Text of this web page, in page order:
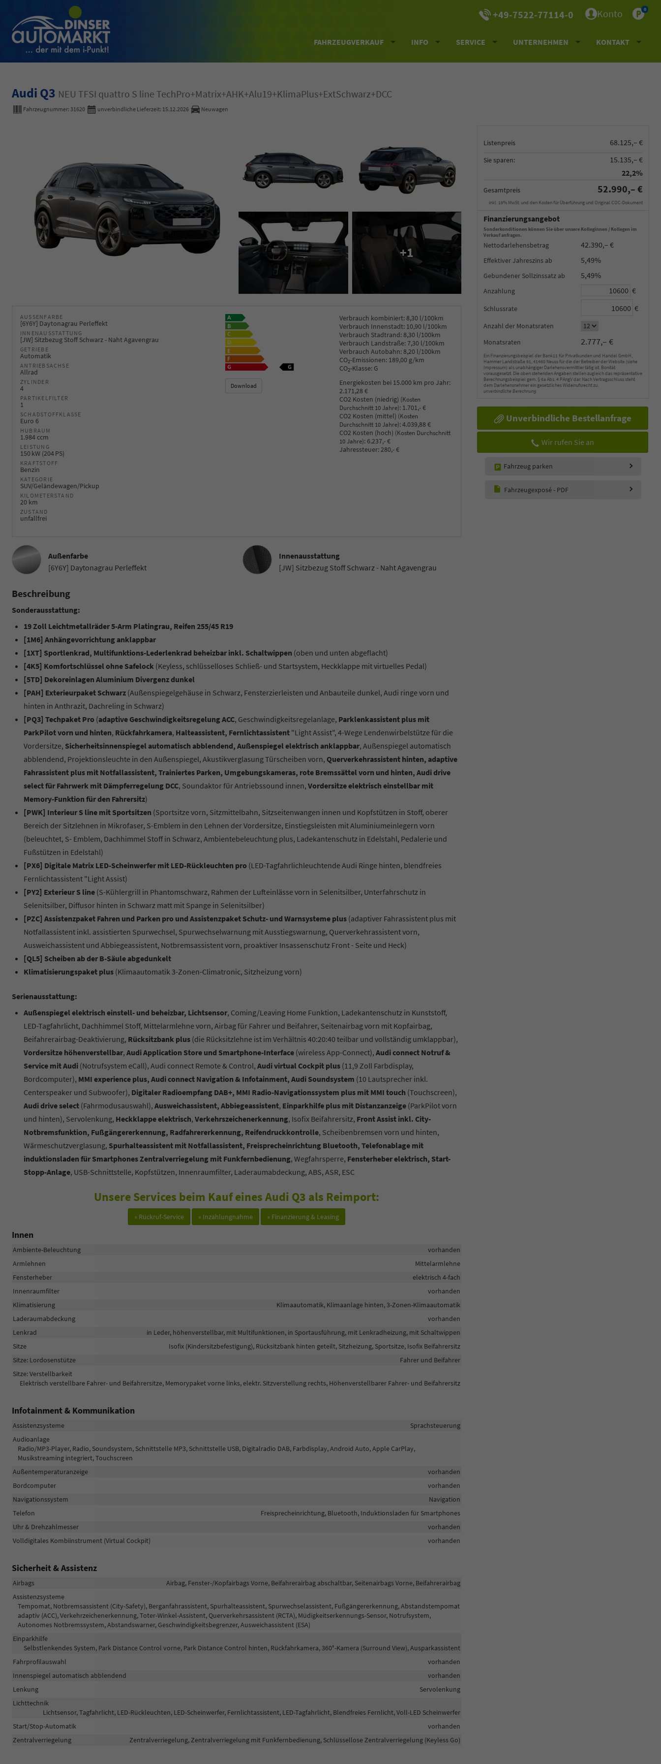
+49-7522-77114-0 Konto 0
FAHRZEUGVERKAUF INFO SERVICE UNTERNEHMEN KONTAKT
Audi Q3 NEU TFSI quattro S line TechPro+Matrix+AHK+Alu19+KlimaPlus+ExtSchwarz+DCC
Fahrzeugnummer: 31620 unverbindliche Lieferzeit: 15.12.2026 Neuwagen
Listenpreis 68.125,– €
Sie sparen:
15.135,– €
22,2%
Gesamtpreis 52.990,– €
inkl. 19% MwSt. und den Kosten für Überführung und Original COC-Dokument
Finanzierungsangebot
Sonderkonditionen können Sie über unsere Kolleginnen / Kollegen im
Verkauf anfragen.
Nettodarlehensbetrag 42.390,– €
Effektiver Jahreszins 5,49%
Gebundener Sollzinssatz 5,49%
Anzahlung €
Schlussrate €
Anzahl der Monatsraten
Monatsraten
2.777,– €
Ein Finanzierungsbeispiel der Bank11 für Privatkunden und Handel GmbH,
Hammer Landstraße 91, 41460 Neuss für die der Betreiber der Website (siehe
Impressum) als unabhängiger Darlehensvermittler tätig ist. Bonität
vorausgesetzt. Die oben stehenden Angaben stellen zugleich das repräsentative
Berechnungsbeispiel gem. § 6a Abs. 4 PAngV dar. Nach Vertragsschluss steht
dem Darlehensnehmer ein gesetzliches Widerrufsrecht zu.
unverbindliche Berechnung
Unverbindliche Bestellanfrage
Wir rufen Sie an
Fahrzeug parken
Fahrzeugexposé - PDF
+1
AUSSENFARBE
[6Y6Y] Daytonagrau Perleffekt
INNENAUSSTATTUNG
[JW] Sitzbezug Stoff Schwarz - Naht Agavengrau
GETRIEBE
Automatik
ANTRIEBSACHSE
Allrad
ZYLINDER
4
PARTIKELFILTER
1
SCHADSTOFFKLASSE
Euro 6
HUBRAUM
1.984 ccm
LEISTUNG
150 kW (204 PS)
KRAFTSTOFF
Benzin
KATEGORIE
SUV/Geländewagen/Pickup
KILOMETERSTAND
20 km
ZUSTAND
unfallfrei
Verbrauch kombiniert:8,30 l/100km
Verbrauch Innenstadt: 10,90 l/100km
Verbrauch Stadtrand:8,30 l/100km
Verbrauch Landstraße:7,30 l/100km
Verbrauch Autobahn:8,20 l/100km
CO2-Emissionen: 189,00 g/km
CO2-Klasse: G
Download
Energiekosten bei 15.000 km pro Jahr:
2.171,28 €
CO2 Kosten (niedrig) (Kosten
Durchschnitt 10 Jahre): 1.701,- €
CO2 Kosten (mittel) (Kosten
Durchschnitt 10 Jahre):4.039,88 €
CO2 Kosten (hoch) (Kosten Durchschnitt
10 Jahre):6.237,- €
Jahressteuer:280,- €
Außenfarbe
[6Y6Y] Daytonagrau Perleffekt
InnenausstattungInnenausstattung
[JW] Sitzbezug Stoff Schwarz - Naht Agavengrau
Beschreibung
Sonderausstattung:
19 Zoll Leichtmetallräder 5-Arm Platingrau, Reifen 255/45 R19
[1M6] Anhängevorrichtung anklappbar
[1XT] Sportlenkrad, Multifunktions-Lederlenkrad beheizbar inkl. Schaltwippen (oben und unten abgeflacht)
[4K5] Komfortschlüssel ohne Safelock (Keyless, schlüsselloses Schließ- und Startsystem, Heckklappe mit virtuelles Pedal)
[5TD] Dekoreinlagen Aluminium Divergenz dunkel
[PAH] Exterieurpaket Schwarz (Außenspiegelgehäuse in Schwarz, Fensterzierleisten und Anbauteile dunkel, Audi ringe vorn und
hinten in Anthrazit, Dachreling in Schwarz)
[PQ3] Techpaket Pro (adaptive Geschwindigkeitsregelung ACC, Geschwindigkeitsregelanlage, Parklenkassistent plus mit
ParkPilot vorn und hinten, Rückfahrkamera, Halteassistent, Fernlichtassistent "Light Assist", 4-Wege Lendenwirbelstütze für die
Vordersitze, Sicherheitsinnenspiegel automatisch abblendend, Außenspiegel elektrisch anklappbar, Außenspiegel automatisch
abblendend, Projektionsleuchte in den Außenspiegel, Akustikverglasung Türscheiben vorn, Querverkehrassistent hinten, adaptive
Fahrassistent plus mit Notfallassistent, Trainiertes Parken, Umgebungskameras, rote Bremssättel vorn und hinten, Audi drive
select für Fahrwerk mit Dämpferregelung DCC, Soundaktor für Antriebssound innen, Vordersitze elektrisch einstellbar mit
Memory-Funktion für den Fahrersitz)
[PWK] Interieur S line mit Sportsitzen (Sportsitze vorn, Sitzmittelbahn, Sitzseitenwangen innen und Kopfstützen in Stoff, oberer
Bereich der Sitzlehnen in Mikrofaser, S-Emblem in den Lehnen der Vordersitze, Einstiegsleisten mit Aluminiumeinlegern vorn
(beleuchtet, S- Emblem, Dachhimmel Stoff in Schwarz, Ambientebeleuchtung plus, Ladekantenschutz in Edelstahl, Pedalerie und
Fußstützen in Edelstahl)
[PX6] Digitale Matrix LED-Scheinwerfer mit LED-Rückleuchten pro (LED-Tagfahrlichleuchtende Audi Ringe hinten, blendfreies
Fernlichtassistent "Light Assist)
[PY2] Exterieur S line (S-Kühlergrill in Phantomschwarz, Rahmen der Lufteinlässe vorn in Selenitsilber, Unterfahrschutz in
Selenitsilber, Diffusor hinten in Schwarz matt mit Spange in Selenitsilber)
[PZC] Assistenzpaket Fahren und Parken pro und Assistenzpaket Schutz- und Warnsysteme plus (adaptiver Fahrassistent plus mit
Notfallassistent inkl. assistierten Spurwechsel, Spurwechselwarnung mit Ausstiegswarnung, Querverkehrassistent vorn,
Ausweichassistent und Abbiegeassistent, Notbremsassistent vorn, proaktiver Insassenschutz Front - Seite und Heck)
[QL5] Scheiben ab der B-Säule abgedunkelt
Klimatisierungspaket plus (Klimaautomatik 3-Zonen-Climatronic, Sitzheizung vorn)
Serienausstattung:
Außenspiegel elektrisch einstell- und beheizbar, Lichtsensor, Coming/Leaving Home Funktion, Ladekantenschutz in Kunststoff,
LED-Tagfahrlicht, Dachhimmel Stoff, Mittelarmlehne vorn, Airbag für Fahrer und Beifahrer, Seitenairbag vorn mit Kopfairbag,
Beifahrerairbag-Deaktivierung, Rücksitzbank plus (die Rücksitzlehne ist im Verhältnis 40:20:40 teilbar und vollständig umklappbar),
Vordersitze höhenverstellbar, Audi Application Store und Smartphone-Interface (wireless App-Connect), Audi connect Notruf &
Service mit Audi (Notrufsystem eCall), Audi connect Remote & Control, Audi virtual Cockpit plus (11,9 Zoll Farbdisplay,
Bordcomputer), MMI experience plus, Audi connect Navigation & Infotainment, Audi Soundsystem (10 Lautsprecher inkl.
Centerspeaker und Subwoofer), Digitaler Radioempfang DAB+, MMI Radio-Navigationssystem plus mit MMI touch (Touchscreen),
Audi drive select (Fahrmodusauswahl), Ausweichassistent, Abbiegeassistent, Einparkhilfe plus mit Distanzanzeige (ParkPilot vorn
und hinten), Servolenkung, Heckklappe elektrisch, Verkehrszeichenerkennung, Isofix Beifahrersitz, Front Assist inkl. City-
Notbremsfunktion, Fußgängererkennung, Radfahrererkennung, Reifendruckkontrolle, Scheibenbremsen vorn und hinten,
Wärmeschutzverglasung, Spurhalteassistent mit Notfallassistent, Freisprecheinrichtung Bluetooth, Telefonablage mit
induktionsladen für Smartphones Zentralverriegelung mit Funkfernbedienung, Wegfahrsperre, Fensterheber elektrisch, Start-
Stopp-Anlage, USB-Schnittstelle, Kopfstützen, Innenraumfilter, Laderaumabdeckung, ABS, ASR, ESC
Unsere Services beim Kauf eines Audi Q3 als Reimport:
» Rückruf-Service » Inzahlungnahme » Finanzierung & Leasing
Innen
Ambiente-Beleuchtung
vorhanden
Armlehnen
Mittelarmlehne
Fensterheber
elektrisch 4-fach
Innenraumfilter
vorhanden
Klimatisierung
Klimaautomatik, Klimaanlage hinten, 3-Zonen-Klimaautomatik
Laderaumabdeckung
vorhanden
Lenkrad
in Leder, höhenverstellbar, mit Multifunktionen, in Sportausführung, mit Lenkradheizung, mit Schaltwippen
Sitze
Isofix (Kindersitzbefestigung), Rücksitzbank hinten geteilt, Sitzheizung, Sportsitze, Isofix Beifahrersitz
Sitze: Lordosenstütze
Fahrer und Beifahrer
Sitze: Verstellbarkeit
Elektrisch verstellbare Fahrer- und Beifahrersitze, Memorypaket vorne links, elektr. Sitzverstellung rechts, Höhenverstellbarer Fahrer- und Beifahrersitz
Infotainment & Kommunikation
Assistenzsysteme
Sprachsteuerung
Audioanlage
Radio/MP3-Player, Radio, Soundsystem, Schnittstelle MP3, Schnittstelle USB, Digitalradio DAB, Farbdisplay, Android Auto, Apple CarPlay,
Musikstreaming integriert, Touchscreen
Außentemperaturanzeige
vorhanden
Bordcomputer
vorhanden
Navigationssystem
Navigation
Telefon
Freisprecheinrichtung, Bluetooth, Induktionsladen für Smartphones
Uhr & Drehzahlmesser
vorhanden
Volldigitales Kombiinstrument (Virtual Cockpit)
vorhanden
Sicherheit & Assistenz
Airbags
Airbag, Fenster-/Kopfairbags Vorne, Beifahrerairbag abschaltbar, Seitenairbags Vorne, Beifahrerairbag
Assistenzsysteme
Tempomat, Notbremsassistent (City-Safety), Berganfahrassistent, Spurhalteassistent, Spurwechselassistent, Fußgängererkennung, Abstandstempomat
adaptiv (ACC), Verkehrzeichenerkennung, Toter-Winkel-Assistent, Querverkehrsassistent (RCTA), Müdigkeitserkennungs-Sensor, Notrufsystem,
Autonomes Notbremssystem, Abstandswarner, Geschwindigkeitsbegrenzer, Ausweichassistent (ESA)
Einparkhilfe
Selbstlenkendes System, Park Distance Control vorne, Park Distance Control hinten, Rückfahrkamera, 360°-Kamera (Surround View), Ausparkassistent
Fahrprofilauswahl
vorhanden
Innenspiegel automatisch abblendend
vorhanden
Lenkung
Servolenkung
Lichttechnik
Lichtsensor, Tagfahrlicht, LED-Rückleuchten, LED-Scheinwerfer, Fernlichtassistent, LED-Tagfahrlicht, Blendfreies Fernlicht, Voll-LED Scheinwerfer
Start/Stop-Automatik
vorhanden
Zentralverriegelung
Zentralverriegelung, Zentralverriegelung mit Funkfernbedienung, Schlüssellose Zentralverriegelung (Keyless Go)